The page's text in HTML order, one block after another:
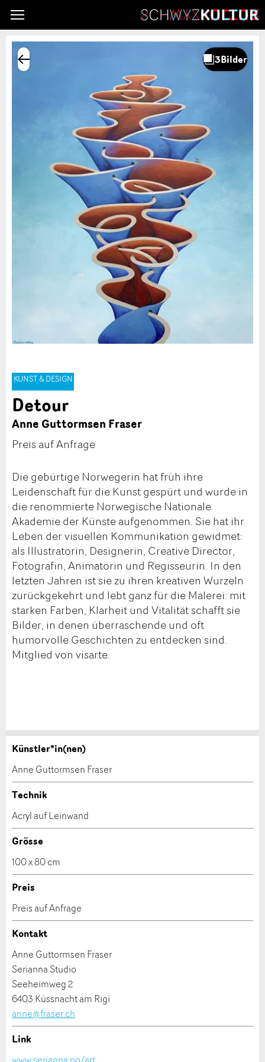
KUNST & DESIGN
Detour
Anne Guttormsen Fraser
Preis auf Anfrage
Die gebürtige Norwegerin hat früh ihre
Leidenschaft für die Kunst gespürt und wurde in
die renommierte Norwegische Nationale
Akademie der Künste aufgenommen. Sie hat ihr
Leben der visuellen Kommunikation gewidmet:
als Illustratorin, Designerin, Creative Director,
Fotografin, Animatorin und Regisseurin. In den
letzten Jahren ist sie zu ihren kreativen Wurzeln
zurückgekehrt und lebt ganz für die Malerei: mit
starken Farben, Klarheit und Vitalität schafft sie
Bilder, in denen überraschende und oft
humorvolle Geschichten zu entdecken sind.
Mitglied von visarte.
Werk kaufen
Nehmen Sie mit diesem Formular direkt mit dem
kaufen.
Adresse
Anzeige beanstanden
Ihr Feedback wird sehr geschätzt!
Allgemeines Feedback
Anzeige nicht mehr gültig
Nachricht
Künstler*in(nen)
Anne Guttormsen Fraser
Technik
Acryl auf Leinwand
Grösse
100 x 80 cm
Preis
Preis auf Anfrage
Kontakt
Anne Guttormsen Fraser
Serianna Studio
Seeheimweg 2
6403 Küssnacht am Rigi
anne@fraser.ch
Kontakt
Link